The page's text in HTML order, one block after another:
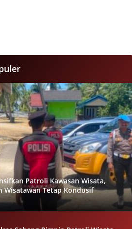
Patroli Kawasan Wisata,
Wisatawan Tetap Kondusif